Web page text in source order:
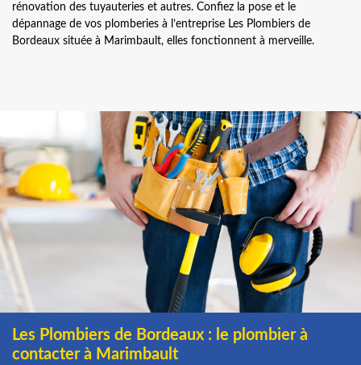
rénovation des tuyauteries et autres. Confiez la pose et le
dépannage de vos plomberies à l’entreprise Les Plombiers de
Bordeaux située à Marimbault, elles fonctionnent à merveille.
Les Plombiers de Bordeaux : le plombier à
contacter à Marimbault